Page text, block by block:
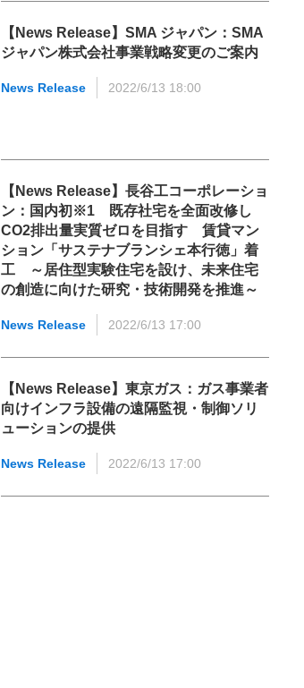
【News Release】SMA ジャパン：SMA
ジャパン株式会社事業戦略変更のご案内
News Release 2022/6/13 18:00
【News Release】長谷工コーポレーショ
ン：国内初※1 既存社宅を全面改修し
CO2排出量実質ゼロを目指す 賃貸マン
ション「サステナブランシェ本行徳」着
工 ～居住型実験住宅を設け、未来住宅
の創造に向けた研究・技術開発を推進～
News Release 2022/6/13 17:00
【News Release】東京ガス：ガス事業者
向けインフラ設備の遠隔監視・制御ソリ
ューションの提供
News Release 2022/6/13 17:00